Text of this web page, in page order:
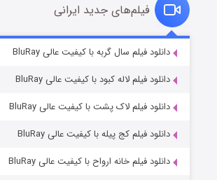
قسمت۲ (زیرنویس) منتشر شد
فیلم‌های جدید ایرانی
دانلود فیلم سال گربه با کیفیت عالی BluRay
دانلود فیلم لاله کبود با کیفیت عالی BluRay
دانلود فیلم لاک پشت با کیفیت عالی BluRay
دانلود فیلم کج‌ پیله با کیفیت عالی BluRay
دانلود فیلم خانه ارواح با کیفیت عالی BluRay